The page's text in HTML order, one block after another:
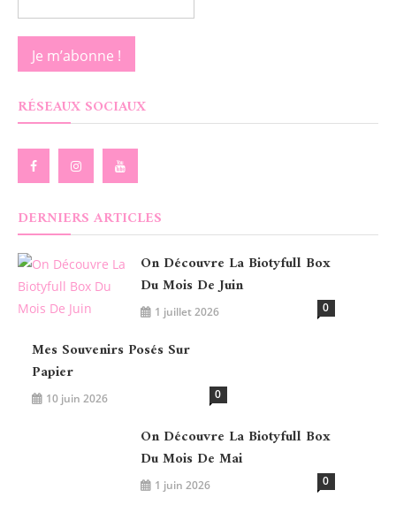
RÉSEAUX SOCIAUX
DERNIERS ARTICLES
On Découvre La Biotyfull Box
Du Mois De Juin
1 juillet 2026 0
Mes Souvenirs Posés Sur
Papier
10 juin 2026 0
On Découvre La Biotyfull Box
Du Mois De Mai
1 juin 2026 0